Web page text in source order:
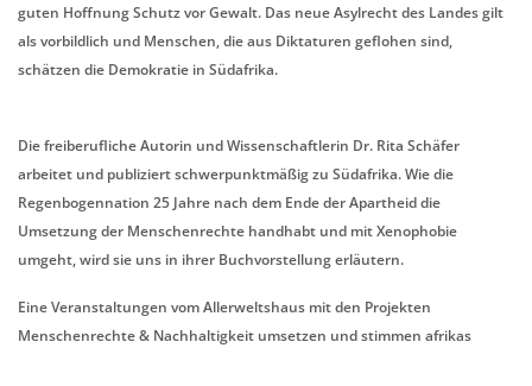
guten Hoffnung Schutz vor Gewalt. Das neue Asylrecht des Landes gilt
als vorbildlich und Menschen, die aus Diktaturen geflohen sind,
schätzen die Demokratie in Südafrika.
Die freiberufliche Autorin und Wissenschaftlerin Dr. Rita Schäfer
arbeitet und publiziert schwerpunktmäßig zu Südafrika. Wie die
Regenbogennation 25 Jahre nach dem Ende der Apartheid die
Umsetzung der Menschenrechte handhabt und mit Xenophobie
umgeht, wird sie uns in ihrer Buchvorstellung erläutern.
Eine Veranstaltungen vom Allerweltshaus mit den Projekten
Menschenrechte & Nachhaltigkeit umsetzen und stimmen afrikas